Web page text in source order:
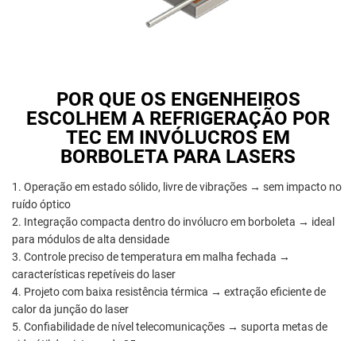
POR QUE OS ENGENHEIROS
ESCOLHEM A REFRIGERAÇÃO POR
TEC EM INVÓLUCROS EM
BORBOLETA PARA LASERS
1. Operação em estado sólido, livre de vibrações → sem impacto no
ruído óptico
2. Integração compacta dentro do invólucro em borboleta → ideal
para módulos de alta densidade
3. Controle preciso de temperatura em malha fechada →
características repetíveis do laser
4. Projeto com baixa resistência térmica → extração eficiente de
calor da junção do laser
5. Confiabilidade de nível telecomunicações → suporta metas de